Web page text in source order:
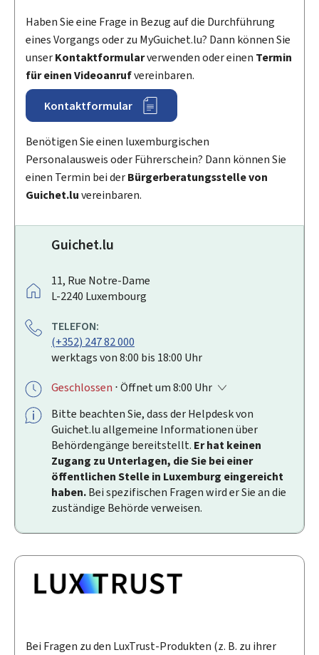
Haben Sie eine Frage in Bezug auf die Durchführung
eines Vorgangs oder zu MyGuichet.lu? Dann können Sie
unserKontaktformularverwenden oder einen Termin
für einen Videoanrufvereinbaren.
Kontaktformular
Benötigen Sie einen luxemburgischen
Personalausweis oder Führerschein? Dann können Sie
einen Termin bei derBürgerberatungsstelle von
Guichet.luvereinbaren.
Guichet.lu
A
D
E
S
S
:
11, Rue Notre-Dame
L-2240 Luxembourg
TELEFON:
(+352) 247 82 000
werktags von 8:00 bis 18:00 Uhr
Geschlossen ⋅ Öffnet um 8:00 Uhr
Bitte beachten Sie, dass derHelpdeskvon
Guichet.lu allgemeine Informationen über
Behördengänge bereitstellt. Er hat keinen
Zugang zu Unterlagen, die Sie bei einer
öffentlichen Stelle in Luxemburg eingereicht
haben.Bei spezifischen Fragen wird er Sie an die
zuständige Behörde verweisen.
Bei Fragen zu den LuxTrust-Produkten (z. B. zu ihrer